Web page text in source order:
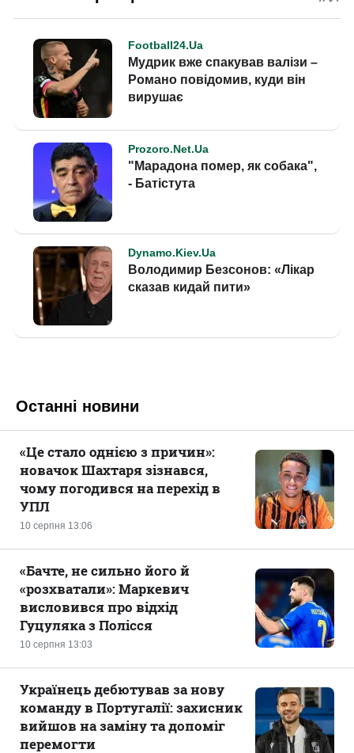
Останні новини
10 серпня 13:06
«Це стало однією з причин»:
новачок Шахтаря зізнався,
чому погодився на перехід в
УПЛ
10 серпня 13:03
«Бачте, не сильно його й
«розхватали»: Маркевич
висловився про відхід
Гуцуляка з Полісся
Українець дебютував за нову
команду в Португалії: захисник
вийшов на заміну та допоміг
перемогти